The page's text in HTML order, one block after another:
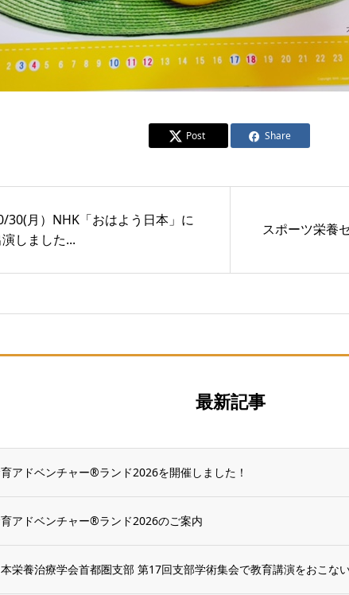
Post Share
30(月）NHK「おはよう日本」に
しました...
スポーツ栄養
最新記事
アドベンチャー®ランド2026を開催しました！
アドベンチャー®ランド2026のご案内
栄養治療学会首都圏支部 第17回支部学術集会で教育講演をおこな